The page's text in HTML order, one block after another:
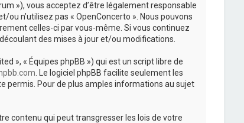
»), vous acceptez d’être légalement responsable
n’utilisez pas « OpenConcerto ». Nous pouvons
celles-ci par vous-même. Si vous continuez
des mises à jour et/ou modifications.
», « Équipes phpBB ») qui est un script libre de
. Le logiciel phpBB facilite seulement les
permis. Pour de plus amples informations au sujet
contenu qui peut transgresser les lois de votre